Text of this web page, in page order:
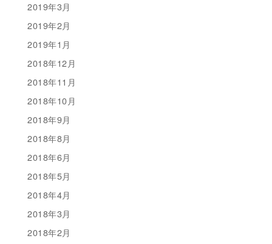
2019年3月
2019年2月
2019年1月
2018年12月
2018年11月
2018年10月
2018年9月
2018年8月
2018年6月
2018年5月
2018年4月
2018年3月
2018年2月